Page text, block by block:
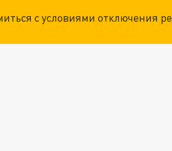
с условиями отключения